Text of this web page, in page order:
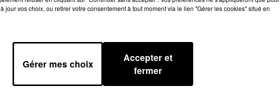
14H00
jour vos choix, ou retirer votre consentement à tout moment via le lien "Gérer les cookies" situé en
Gérer mes choix
Accepter et
fermer